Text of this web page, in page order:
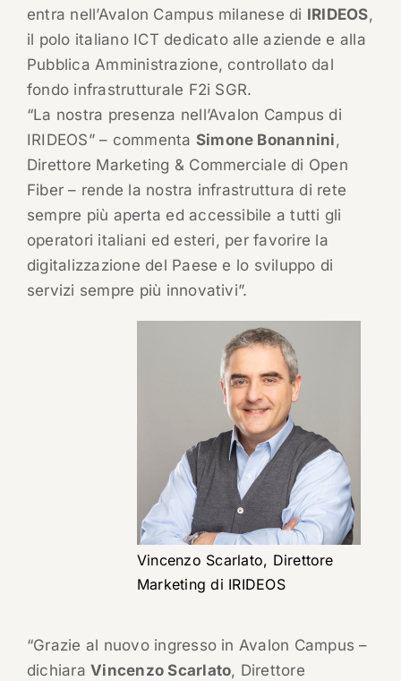
entra nell’Avalon Campus milanese di IRIDEOS,
il polo italiano ICT dedicato alle aziende e alla
Pubblica Amministrazione, controllato dal
fondo infrastrutturale F2i SGR.
“La nostra presenza nell’Avalon Campus di
IRIDEOS” – commenta Simone Bonannini,
Direttore Marketing & Commerciale di Open
Fiber – rende la nostra infrastruttura di rete
sempre più aperta ed accessibile a tutti gli
operatori italiani ed esteri, per favorire la
digitalizzazione del Paese e lo sviluppo di
servizi sempre più innovativi”.
Vincenzo Scarlato, Direttore
Marketing di IRIDEOS
“Grazie al nuovo ingresso in Avalon Campus –
dichiaraVincenzo Scarlato, Direttore